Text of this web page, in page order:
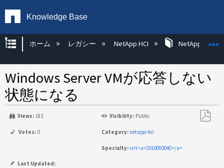
Knowledge Base
グローバル階層を展開/折りたたむ
ホーム レガシー NetApp HCI NetApp HCI
Windows Server VMが応答しない
状態になる
Views: 183 Visibility: Public
Votes: 0 Category: netapp-hci
Specialty:virt<a>2010093040</a>
Last Updated: